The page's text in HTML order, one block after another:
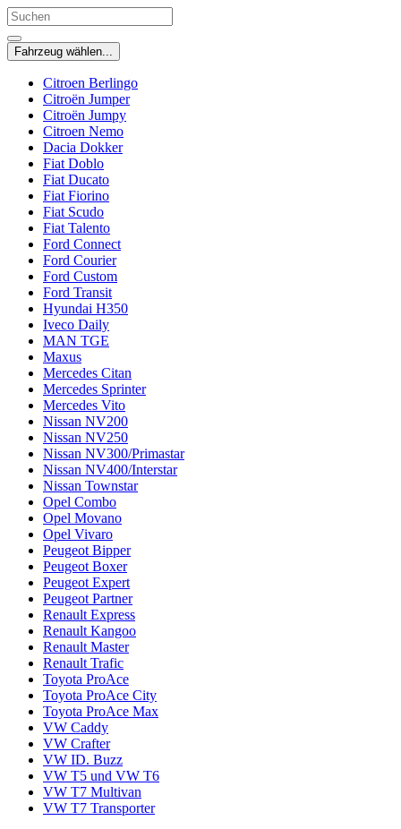
Fahrzeug wählen...
Citroen Berlingo
Citroën Jumper
Citroën Jumpy
Citroen Nemo
Dacia Dokker
Fiat Doblo
Fiat Ducato
Fiat Fiorino
Fiat Scudo
Fiat Talento
Ford Connect
Ford Courier
Ford Custom
Ford Transit
Hyundai H350
Iveco Daily
MAN TGE
Maxus
Mercedes Citan
Mercedes Sprinter
Mercedes Vito
Nissan NV200
Nissan NV250
Nissan NV300/Primastar
Nissan NV400/Interstar
Nissan Townstar
Opel Combo
Opel Movano
Opel Vivaro
Peugeot Bipper
Peugeot Boxer
Peugeot Expert
Peugeot Partner
Renault Express
Renault Kangoo
Renault Master
Renault Trafic
Toyota ProAce
Toyota ProAce City
Toyota ProAce Max
VW Caddy
VW Crafter
VW ID. Buzz
VW T5 und VW T6
VW T7 Multivan
VW T7 Transporter